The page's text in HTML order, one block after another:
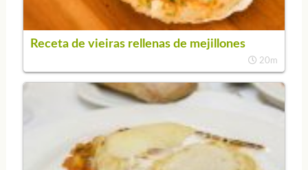
Receta de vieiras rellenas de mejillones
20m